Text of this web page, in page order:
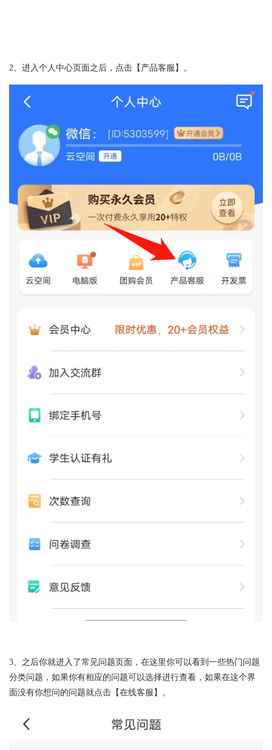
2、进入个人中心页面之后，点击【产品客服】。
3、之后你就进入了常见问题页面，在这里你可以看到一些热门问题
分类问题，如果你有相应的问题可以选择进行查看，如果在这个界
面没有你想问的问题就点击【在线客服】。